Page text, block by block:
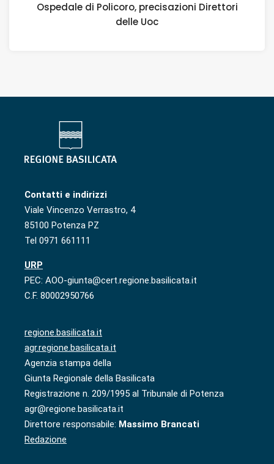
Ospedale di Policoro, precisazioni Direttori
delle Uoc
Contatti e indirizzi
Viale Vincenzo Verrastro, 4
85100 Potenza PZ
Tel 0971 661111
URP
PEC: AOO-giunta@cert.regione.basilicata.it
C.F. 80002950766
regione.basilicata.it
agr.regione.basilicata.it
Agenzia stampa della
Giunta Regionale della Basilicata
Registrazione n. 209/1995 al Tribunale di Potenza
agr@regione.basilicata.it
Direttore responsabile: Massimo Brancati
Redazione